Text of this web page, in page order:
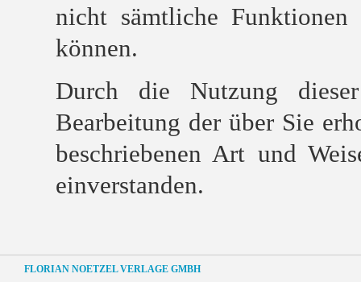
nicht sämtliche
können.
Durch die Nutzung
Bearbeitung der über Sie
beschriebenen Art und
einverstanden.
FLORIAN NOETZEL VERLAGE GMBH